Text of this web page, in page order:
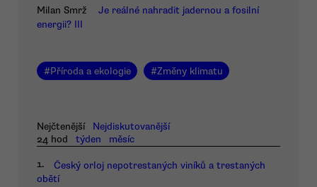
Milan Smrž
Je reálné nahradit jadernou a fosilní
energii? III
#Příroda a ekologie #Změny klimatu
Nejčtenější
Nejdiskutovanější
24 hod
týden měsíc
1.
Český orloj nepotrestaných viníků a trestaných
obětí